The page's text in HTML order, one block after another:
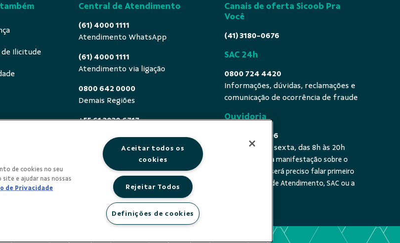
de Ilicitude
Central de Atendimento
(61) 4000 1111
Atendimento WhatsApp
(61) 4000 1111
Atendimento via ligação
0800 642 0000
Demais Regiões
+55 61 3030 6717
0800 940 0458
Deficientes auditivos ou de fala - De
segunda a sexta, das 8h às 20h
Canais de oferta Sicoob Pra
Você
(41) 3180-0676
SAC 24h
0800 724 4420
Informações, dúvidas, reclamações e
comunicação de ocorrência de fraude
Ouvidoria
0800 725 0996
De segunda a sexta, das 8h às 20h
É a sua primeira manifestação sobre o
tema? Se sim, será preciso falar primeiro
com a Central de Atendimento, SAC ou a
de cookies no seu
e ajudar nas nossas
de Privacidade
Aceitar todos os
cookies
Rejeitar Todos
Definições de cookies